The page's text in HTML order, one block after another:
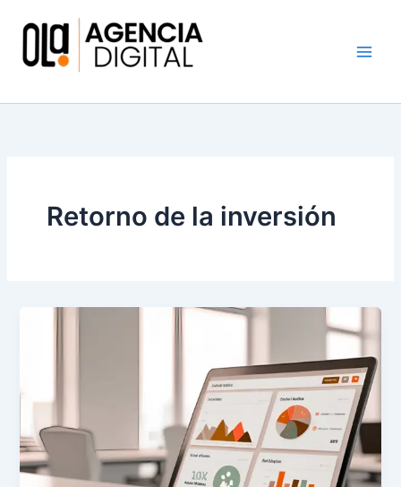
contenido
Retorno de la inversión